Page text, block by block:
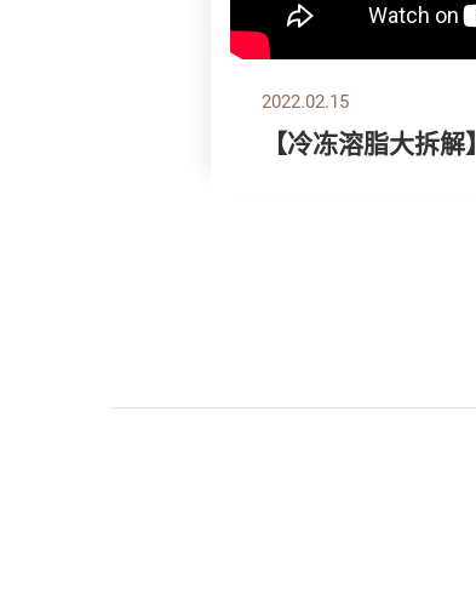
2022.02.15
【冷冻溶脂大拆解】